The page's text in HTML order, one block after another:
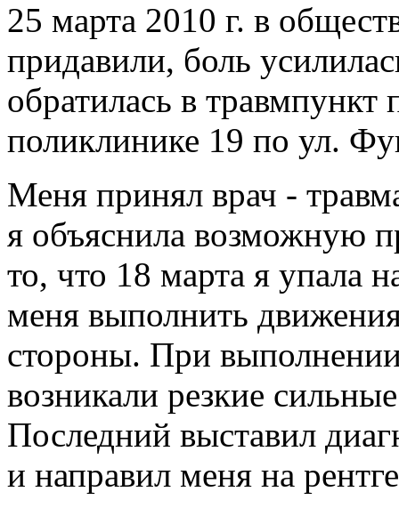
25 марта 2010 г. в
придавили, боль
обратилась в
поликлинике 19 по ул.
Меня принял врач -
я объяснила возможную
то, что 18 марта я упала
меня выполнить
стороны. При
возникали резкие
Последний выставил
и направил меня на